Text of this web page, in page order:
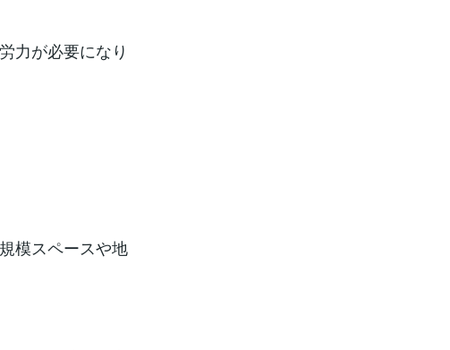
力が必要になり
模スペースや地